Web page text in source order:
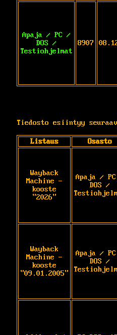
Apaja / PC /
DOS /
Testiohjelmat
8907
Tiedosto esiintyy
Listaus Osasto
Wayback
Machine -
kooste
"2026"
Apaja /
DOS /
Wayback
Machine -
kooste
"09.01.2005"
Apaja /
DOS /